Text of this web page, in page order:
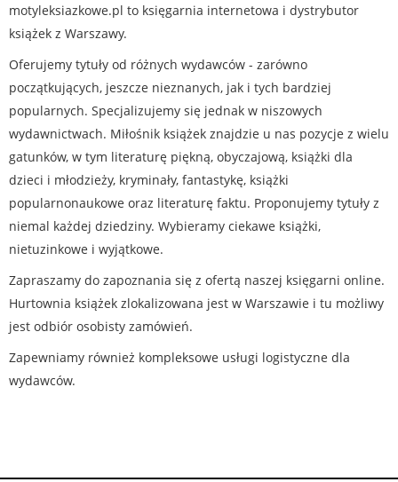
motyleksiazkowe.pl to księgarnia internetowa i dystrybutor
książek z Warszawy.
Oferujemy tytuły od różnych wydawców - zarówno
początkujących, jeszcze nieznanych, jak i tych bardziej
popularnych. Specjalizujemy się jednak w niszowych
wydawnictwach. Miłośnik książek znajdzie u nas pozycje z wielu
gatunków, w tym literaturę piękną, obyczajową, książki dla
dzieci i młodzieży, kryminały, fantastykę, książki
popularnonaukowe oraz literaturę faktu. Proponujemy tytuły z
niemal każdej dziedziny. Wybieramy ciekawe książki,
nietuzinkowe i wyjątkowe.
Zapraszamy do zapoznania się z ofertą naszej księgarni online.
Hurtownia książek zlokalizowana jest w Warszawie i tu możliwy
jest odbiór osobisty zamówień.
Zapewniamy również kompleksowe usługi logistyczne dla
wydawców.